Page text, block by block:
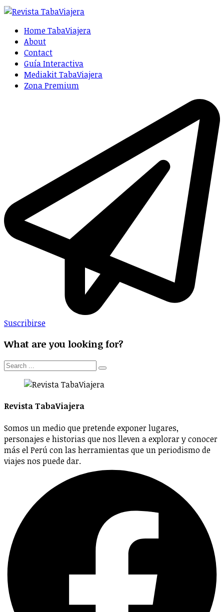
Home TabaViajera
About
Contact
Guía Interactiva
Mediakit TabaViajera
Zona Premium
Suscribirse
What are you looking for?
Revista TabaViajera
Somos un medio que pretende exponer lugares,
personajes e historias que nos lleven a explorar y conocer
más el Perú con las herramientas que un periodismo de
viajes nos puede dar.